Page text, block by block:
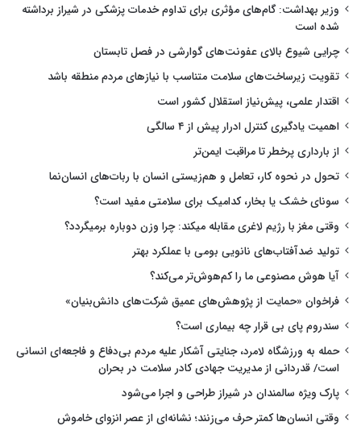
وزیر بهداشت: گام‌های مؤثری برای تداوم خدمات پزشکی در شیراز برداشته
شده است
چرایی شیوع بالای عفونت‌های گوارشی در فصل تابستان
تقویت زیرساخت‌های سلامت متناسب با نیازهای مردم منطقه باشد
اقتدار علمی، پیش‌نیاز استقلال کشور است
اهمیت یادگیری کنترل ادرار پیش از ۴ سالگی
از بارداری پرخطر تا مراقبت ایمن‌تر
تحول در نحوه کار، تعامل و هم‌زیستی انسان با ربات‌های انسان‌نما
سونای خشک یا بخار، کدامیک برای سلامتی مفید است؟
وقتی مغز با رژیم لاغری مقابله میکند: چرا وزن دوباره برمیگردد؟
تولید ضدآفتاب‌های نانویی بومی با عملکرد بهتر
آیا هوش مصنوعی ما را کم‌هوش‌تر می‌کند؟
فراخوان «حمایت از پژوهش‌های عمیق شرکت‌های دانش‌بنیان»
سندروم پای بی قرار چه بیماری است؟
حمله به ورزشگاه لامرد، جنایتی آشکار علیه مردم بی‌دفاع و فاجعه‌ای انسانی
است/ قدردانی از مدیریت جهادی کادر سلامت در بحران
پارک ویژه سالمندان در شیراز طراحی و اجرا می‌شود
وقتی انسان‌ها کمتر حرف می‌زنند؛ نشانه‌ای از عصر انزوای خاموش